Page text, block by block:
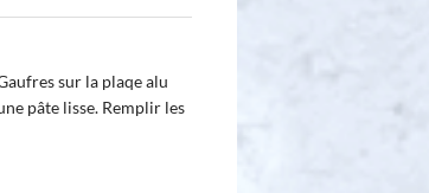
sur la plaqe alu
pâte lisse. Remplir les